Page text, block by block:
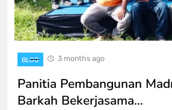
BLOG 3 months ago
Panitia Pembangunan
Barkah Bekerjasama…